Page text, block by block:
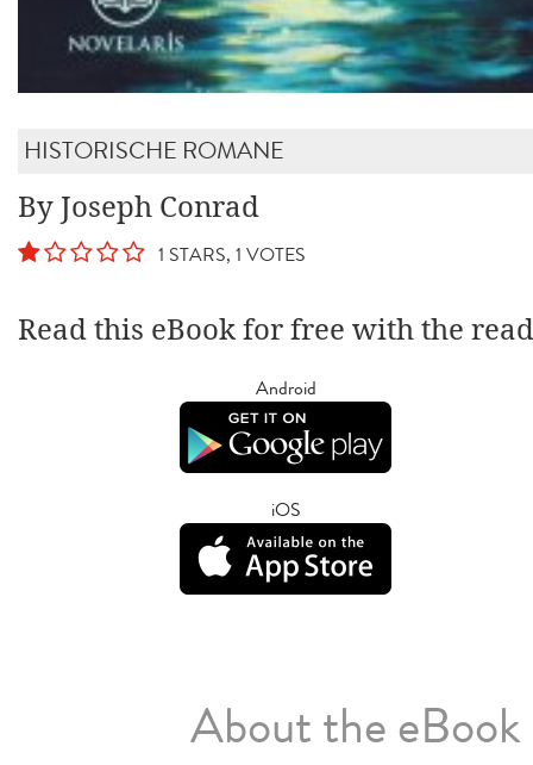
HISTORISCHE ROMANE
By Joseph Conrad
1 STARS, 1 VOTES
Read this eBook for free with the
Android
iOS
About the eBook